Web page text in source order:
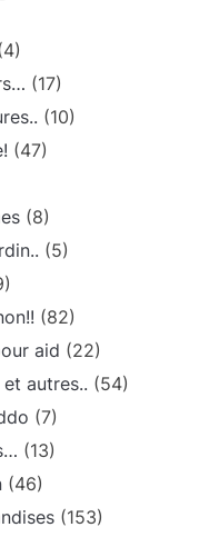
(17)
(10)
(47)
(8)
(5)
(82)
aid (22)
autres.. (54)
(7)
(13)
(46)
(153)